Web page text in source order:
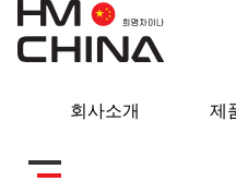
회사소개 제